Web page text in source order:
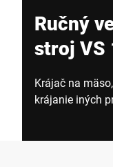
Ručný
stroj VS
Krájač na
krájanie iných